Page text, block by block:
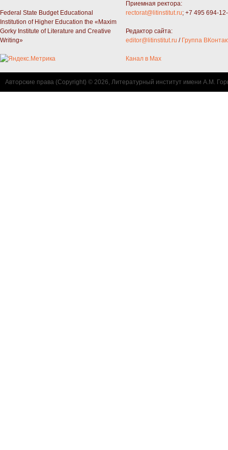
Federal State Budget Educational
Institution of Higher Education the «Maxim
Gorky Institute of Literature and Creative
Writing»
Приемная ректора:
rectorat@litinstitut.ru; +7 495 694-
Редактор сайта:
editor@litinstitut.ru / Группа
Канал в Max
Авторские права (Copyright) © 2026, Литературный институт имени А.М.